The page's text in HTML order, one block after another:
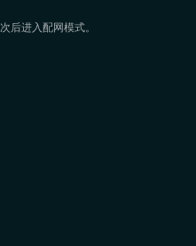
后进入配网模式。